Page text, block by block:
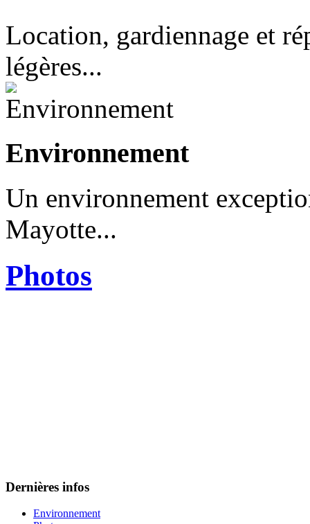
Location, gardiennage et
légères...
Environnement
Un environnement
Mayotte...
Photos
Dernières infos
Environnement